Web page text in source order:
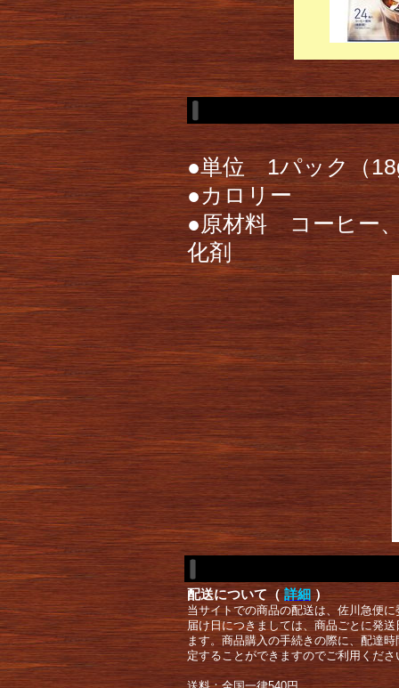
●単位 1パック（
●カロリー
●原材料 コーヒー
化剤
配送について（ 詳細 ）
当サイトでの商品の配送は、佐川急便
届け日につきましては、商品ごとに発
ます。商品購入の手続きの際に、配達
定することができますのでご利用くださ